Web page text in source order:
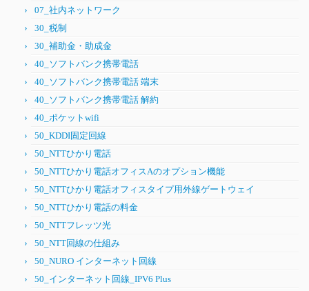
07_社内ネットワーク
30_税制
30_補助金・助成金
40_ソフトバンク携帯電話
40_ソフトバンク携帯電話 端末
40_ソフトバンク携帯電話 解約
40_ポケットwifi
50_KDDI固定回線
50_NTTひかり電話
50_NTTひかり電話オフィスAのオプション機能
50_NTTひかり電話オフィスタイプ用外線ゲートウェイ
50_NTTひかり電話の料金
50_NTTフレッツ光
50_NTT回線の仕組み
50_NURO インターネット回線
50_インターネット回線_IPV6 Plus